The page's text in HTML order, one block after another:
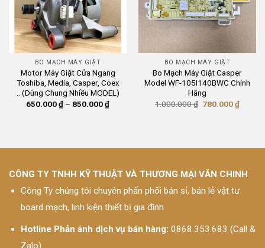
BO MẠCH MÁY GIẶT
Motor Máy Giặt Cửa Ngang
Toshiba, Media, Casper, Coex
.. (Dùng Chung Nhiều MODEL)
650.000₫ – 850.000₫Khoảng
BO MẠCH MÁY GIẶT
Bo Mạch Máy Giặt Casper
Model WF-105I140BWC Chính
Hãng
1.000.000₫ Giá
780.000₫Giá
CÔNG TY TNHH KỸ THUẬT VÀ THƯƠNG MẠI VĂN CHINH
Công Ty chúng tôi chuyên phấn phối bán sỉ, bán lẻ vật tư
board mạch, linh kiện thiết bị gia đình
Hotline Phản ánh dịch vụ bán hàng: 0868.353.683 (Call &
Zalo)